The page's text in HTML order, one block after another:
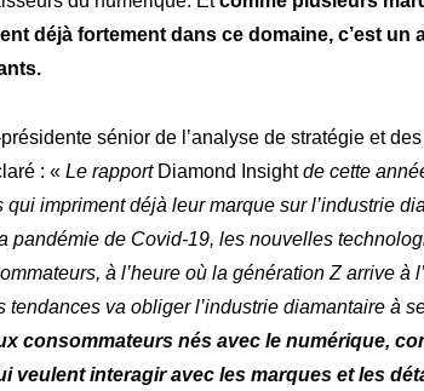
déjà fortement dans ce domaine, c’est un
sénior de l’analyse de stratégie et
: « Le rapportDiamond Insightde cette
impriment déjà leur marque sur l’industrie
pandémie de Covid-19, les nouvelles
à l’heure où la génération Z arrive à
tendances va obliger l’industrie diamantaire à
consommateurs nés avec le numérique,
veulent interagir avec les marques et les